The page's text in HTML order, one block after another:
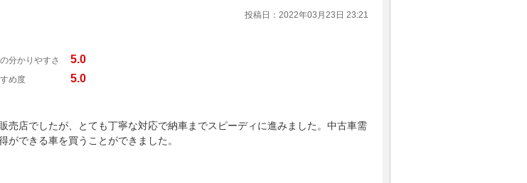
投稿日：2022年03月23日 23:21
分かりやすさ 5.0
め度 5.0
売店でしたが、とても丁寧な対応で納車までスピーディに進みました。中古車需
できる車を買うことができました。